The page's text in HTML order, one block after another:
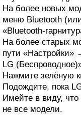
На более новых
меню Bluetooth
На более старых
пути «Настройки»
LG
Нажмите зелёную
Подождите, пока
Имейте в виду,
не все модели.